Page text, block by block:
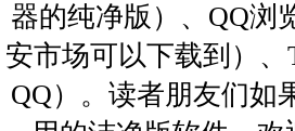
器的纯净版）、QQ浏
安市场可以下载到）
QQ）。读者朋友们如